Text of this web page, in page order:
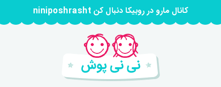
کانال مارو در روبیکا دنبال کن niniposhrasht